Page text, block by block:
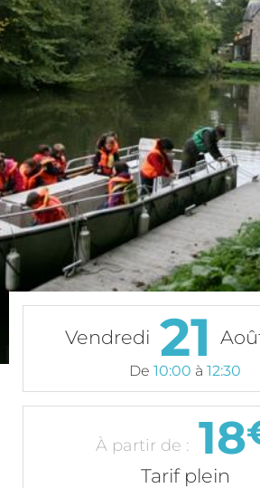
Vendredi 21
De 10:00 à 12:30
À partir de : 18
Tarif plein